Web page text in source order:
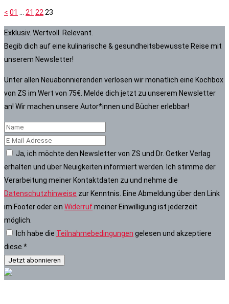
< 01 21 22 23
Exklusiv. Wertvoll. Relevant.
Begib dich auf eine kulinarische & gesundheitsbewusste Reise mit
unserem Newsletter!
Unter allen Neuabonnierenden verlosen wir monatlich eine Kochbox
von ZS im Wert von 75€. Melde dich jetzt zu unserem Newsletter
an! Wir machen unsere Autor*innen und Bücher erlebbar!
Ja, ich möchte den Newsletter von ZS und Dr. Oetker Verlag
erhalten und über Neuigkeiten informiert werden. Ich stimme der
Verarbeitung meiner Kontaktdaten zu und nehme die
Datenschutzhinweise zur Kenntnis. Eine Abmeldung über den Link
im Footer oder ein Widerrufmeiner Einwilligung ist jederzeit
möglich.
Ich habe die Teilnahmebedingungen gelesen und akzeptiere
diese.*